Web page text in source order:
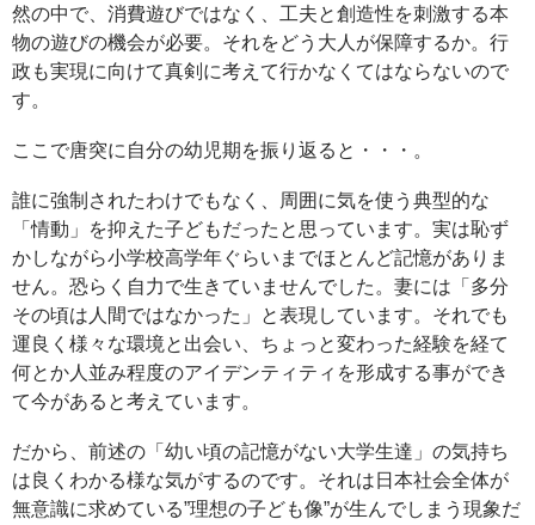
然の中で、消費遊びではなく、工夫と創造性を刺激する本
物の遊びの機会が必要。それをどう大人が保障するか。行
政も実現に向けて真剣に考えて行かなくてはならないので
す。
ここで唐突に自分の幼児期を振り返ると・・・。
誰に強制されたわけでもなく、周囲に気を使う典型的な
「情動」を抑えた子どもだったと思っています。実は恥ず
かしながら小学校高学年ぐらいまでほとんど記憶がありま
せん。恐らく自力で生きていませんでした。妻には「多分
その頃は人間ではなかった」と表現しています。それでも
運良く様々な環境と出会い、ちょっと変わった経験を経て
何とか人並み程度のアイデンティティを形成する事ができ
て今があると考えています。
だから、前述の「幼い頃の記憶がない大学生達」の気持ち
は良くわかる様な気がするのです。それは日本社会全体が
無意識に求めている”理想の子ども像”が生んでしまう現象だ